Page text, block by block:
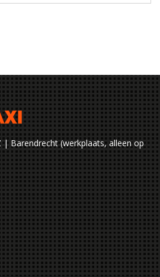
Barendrecht (werkplaats, alleen op